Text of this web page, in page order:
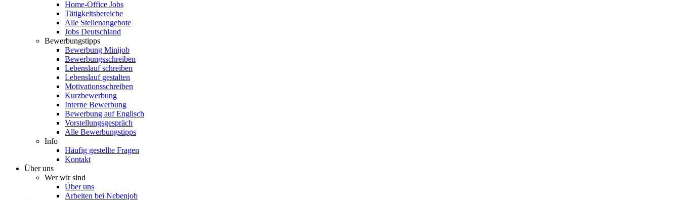
Home-Office Jobs
Tätigkeitsbereiche
Alle Stellenangebote
Jobs Deutschland
Bewerbungstipps
Bewerbung Minijob
Bewerbungsschreiben
Lebenslauf schreiben
Lebenslauf gestalten
Motivationsschreiben
Kurzbewerbung
Interne Bewerbung
Bewerbung auf Englisch
Vorstellungsgespräch
Alle Bewerbungstipps
Info
Häufig gestellte Fragen
Kontakt
Über uns
Wer wir sind
Über uns
Arbeiten bei Nebenjob